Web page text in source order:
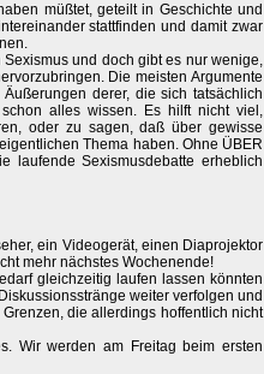
müßtet, geteilt in Geschichte und
stattfinden und damit zwar
und doch gibt es nur wenige,
Die meisten Argumente
derer, die sich tatsächlich
alles wissen. Es hilft nicht viel,
oder zu sagen, daß über gewisse
Thema haben. Ohne ÜBER
laufende Sexismusdebatte erheblich
ein Videogerät, einen Diaprojektor
mehr nächstes Wochenende!
gleichzeitig laufen lassen könnten
weiter verfolgen und
die allerdings hoffentlich nicht
Wir werden am Freitag beim ersten